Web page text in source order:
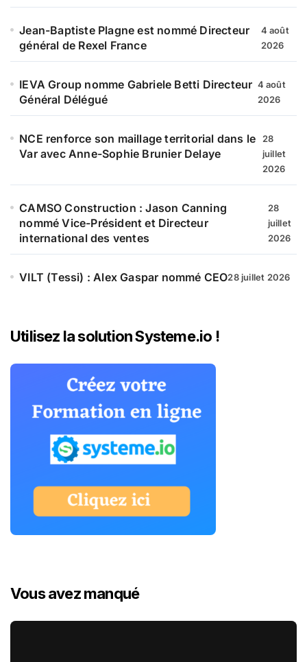
Jean-Baptiste Plagne est nommé Directeur
général de Rexel France
4 août
2026
IEVA Group nomme Gabriele Betti Directeur
Général Délégué
4 août
2026
NCE renforce son maillage territorial dans le
Var avec Anne-Sophie Brunier Delaye
28
juillet
2026
CAMSO Construction : Jason Canning
nommé Vice-Président et Directeur
international des ventes
28
juillet
2026
VILT (Tessi) : Alex Gaspar nommé CEO28 juillet 2026
Utilisez la solution Systeme.io !
Vous avez manqué